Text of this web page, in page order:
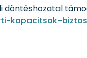
döntéshozatal
kapacitsok-